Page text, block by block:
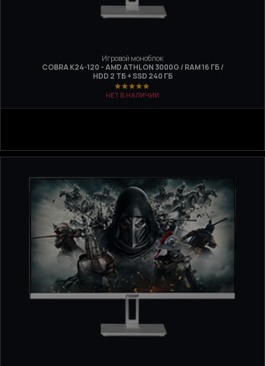
Игровой моноблок
COBRA K24-120 - AMD ATHLON 3000G / RAM 16 ГБ /
HDD 2 ТБ + SSD 240 ГБ
НЕТ В НАЛИЧИИ